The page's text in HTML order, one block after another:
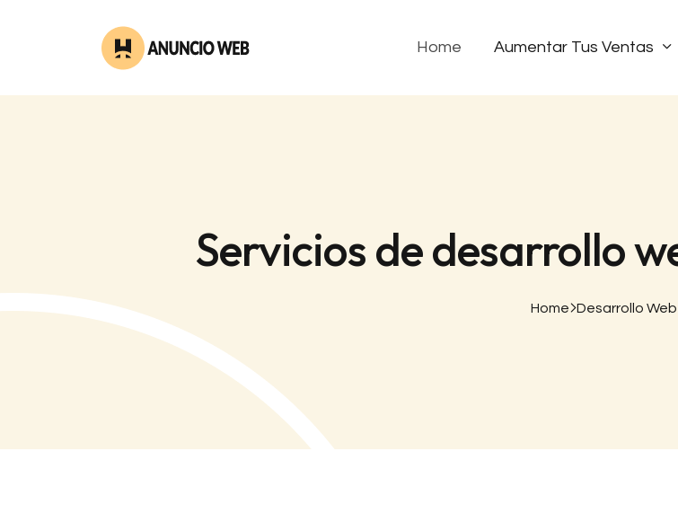
Home Aumentar Tus Ventas
Servicios de desarrollo
Home Desarrollo Web